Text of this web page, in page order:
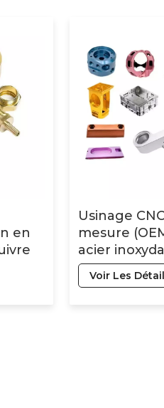
en
Usinage
mesure
acier
prototypes
aluminium.
Voir Les